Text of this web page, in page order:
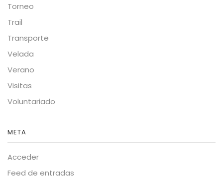
Torneo
Trail
Transporte
Velada
Verano
Visitas
Voluntariado
META
Acceder
Feed de entradas